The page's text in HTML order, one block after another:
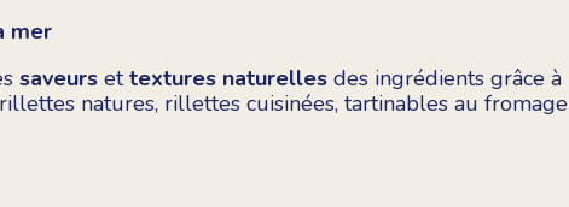
mer
saveurs ettextures naturelles des ingrédients grâce à
natures, rillettes cuisinées, tartinables au fromage